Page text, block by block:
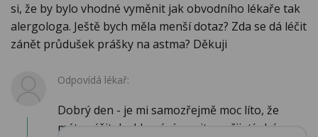
si, že by bylo vhodné vyměnit jak obvodního lékaře tak
alergologa. Ještě bych měla menší dotaz? Zda se dá léčit
zánět průdušek prášky na astma? Děkuji
Odpovídá lékař:
Dobrý den - je mi samozřejmě moc líto, že
máte zážitek zklamání, pocit nepřijetí..chápu...